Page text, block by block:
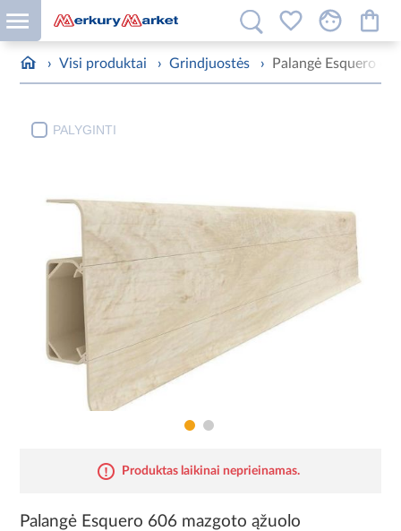
› Visi produktai › Grindjuostės › Palangė Esquero
PALYGINTI
Produktas laikinai neprieinamas.
Palangė Esquero 606 mazgoto ąžuolo